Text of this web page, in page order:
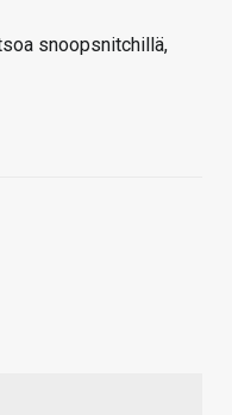
snoopsnitchillä,